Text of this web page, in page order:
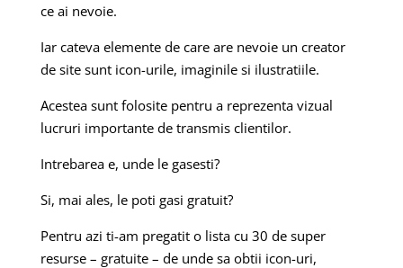
ce ai nevoie.
Iar cateva elemente de care are nevoie un creator
de site sunt icon-urile, imaginile si ilustratiile.
Acestea sunt folosite pentru a reprezenta vizual
lucruri importante de transmis clientilor.
Intrebarea e, unde le gasesti?
Si, mai ales, le poti gasi gratuit?
Pentru azi ti-am pregatit o lista cu 30 de super
resurse – gratuite – de unde sa obtii icon-uri,